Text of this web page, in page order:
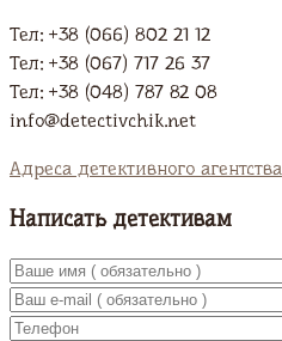
Тел: +38 (066) 802 21 12
Тел: +38 (067) 717 26 37
Тел: +38 (048) 787 82 08
info@detectivchik.net
Адреса детективного агентства
Написать детективам